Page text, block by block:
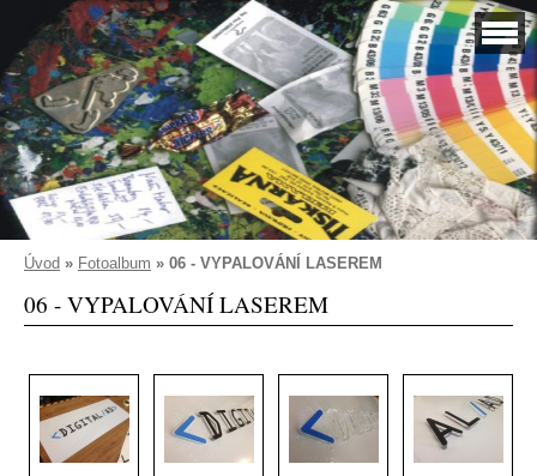
Úvod » Fotoalbum » 06 - VYPALOVÁNÍ LASEREM
06 - VYPALOVÁNÍ LASEREM